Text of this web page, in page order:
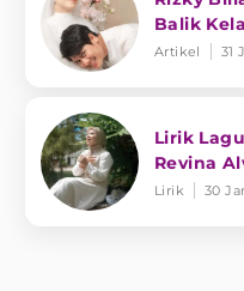
Balik
Artikel 31
Lirik
Revina
Lirik 30